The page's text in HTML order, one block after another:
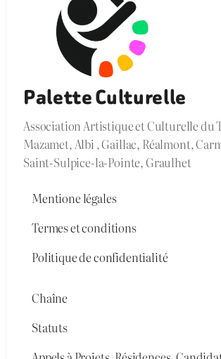
Palette Culturelle
Association Artistique et Culturelle du
Mazamet, Albi , Gaillac, Réalmont,
Saint-Sulpice-la-Pointe, Graulhet
Mentione légales
Termes et conditions
Politique de confidentialité
Chaîne
Statuts